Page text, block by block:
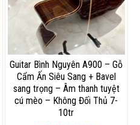
Guitar Bình Nguyên A900 – Gỗ
Cẩm Ấn Siêu Sang + Bavel
sang trọng – Âm thanh tuyệt
cú mèo – Không Đối Thủ 7-
10tr